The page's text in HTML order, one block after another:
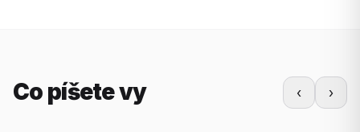
Co píšete vy ‹ ›